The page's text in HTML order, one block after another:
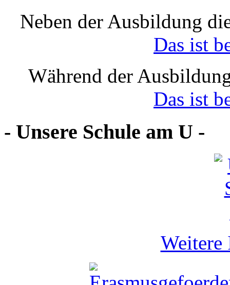
Neben der Ausbildung
Das ist
Während der
Das ist
- Unsere Schule am U -
Weitere